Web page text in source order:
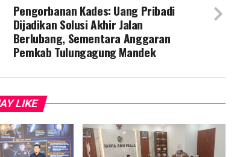
Pengorbanan Kades: Uang Pribadi
Dijadikan Solusi Akhir Jalan
Berlubang, Sementara Anggaran
Pemkab Tulungagung Mandek
LIKE